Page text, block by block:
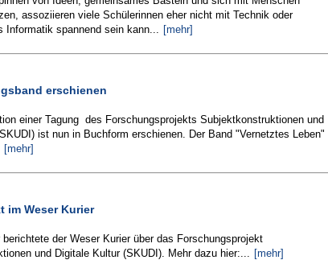
assoziieren viele Schülerinnen eher nicht mit Technik oder
Informatik spannend sein kann... [mehr]
erschienen
einer Tagung des Forschungsprojekts Subjektkonstruktionen und
ist nun in Buchform erschienen. Der Band "Vernetztes Leben"
[mehr]
im Weser Kurier
der Weser Kurier über das Forschungsprojekt
und Digitale Kultur (SKUDI). Mehr dazu hier:... [mehr]